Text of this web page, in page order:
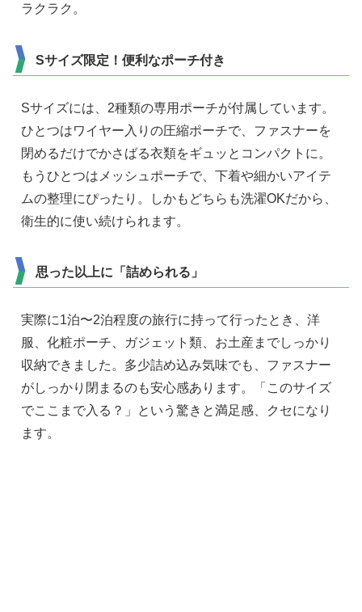
ラクラク。
Sサイズ限定！便利なポーチ付き
Sサイズには、2種類の専用ポーチが付属しています。
ひとつはワイヤー入りの圧縮ポーチで、ファスナーを
閉めるだけでかさばる衣類をギュッとコンパクトに。
もうひとつはメッシュポーチで、下着や細かいアイテ
ムの整理にぴったり。しかもどちらも洗濯OKだから、
衛生的に使い続けられます。
思った以上に「詰められる」
実際に1泊〜2泊程度の旅行に持って行ったとき、洋
服、化粧ポーチ、ガジェット類、お土産までしっかり
収納できました。多少詰め込み気味でも、ファスナー
がしっかり閉まるのも安心感あります。「このサイズ
でここまで入る？」という驚きと満足感、クセになり
ます。